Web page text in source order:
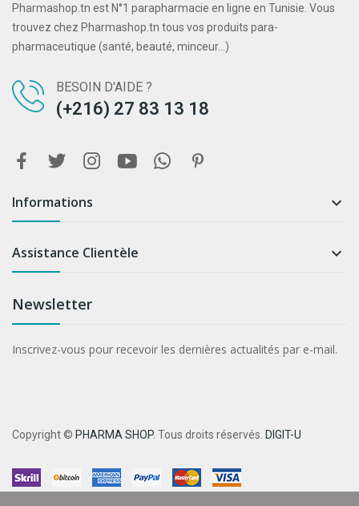
Pharmashop.tn est N°1 parapharmacie en ligne en Tunisie. Vous
trouvez chez Pharmashop.tn tous vos produits para-
pharmaceutique (santé, beauté, minceur...)
BESOIN D'AIDE ?
(+216) 27 83 13 18
Informations 
Assistance Clientèle 
Newsletter
Inscrivez-vous pour recevoir les dernières actualités par e-mail.
Copyright © PHARMA SHOP. Tous droits réservés. DIGIT-U